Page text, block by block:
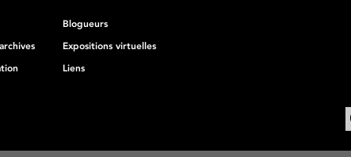
Blogueurs
Expositions virtuelles
Liens